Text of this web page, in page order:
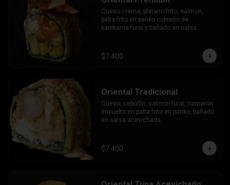
Queso crema, platano frito, salmon,
palta frito en panko cubierto de
kanikama furai y bañado en salsa
$7.400
Oriental Tradicional
Queso, cebollín, salmón furai, camarón
envuelto en palta frito en panko, bañado
en salsa acevichada.
$7.400